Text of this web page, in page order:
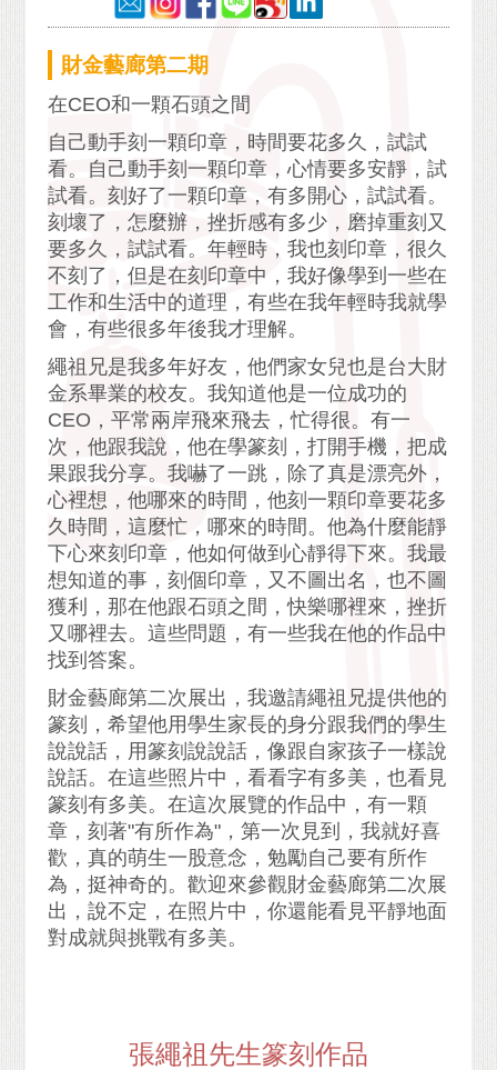
財金藝廊第二期
在CEO和一顆石頭之間
自己動手刻一顆印章，時間要花多久，試試
看。自己動手刻一顆印章，心情要多安靜，試
試看。刻好了一顆印章，有多開心，試試看。
刻壞了，怎麼辦，挫折感有多少，磨掉重刻又
要多久，試試看。年輕時，我也刻印章，很久
不刻了，但是在刻印章中，我好像學到一些在
工作和生活中的道理，有些在我年輕時我就學
會，有些很多年後我才理解。
繩祖兄是我多年好友，他們家女兒也是台大財
金系畢業的校友。我知道他是一位成功的
CEO，平常兩岸飛來飛去，忙得很。有一
次，他跟我說，他在學篆刻，打開手機，把成
果跟我分享。我嚇了一跳，除了真是漂亮外，
心裡想，他哪來的時間，他刻一顆印章要花多
久時間，這麼忙，哪來的時間。他為什麼能靜
下心來刻印章，他如何做到心靜得下來。我最
想知道的事，刻個印章，又不圖出名，也不圖
獲利，那在他跟石頭之間，快樂哪裡來，挫折
又哪裡去。這些問題，有一些我在他的作品中
找到答案。
財金藝廊第二次展出，我邀請繩祖兄提供他的
篆刻，希望他用學生家長的身分跟我們的學生
說說話，用篆刻說說話，像跟自家孩子一樣說
說話。在這些照片中，看看字有多美，也看見
篆刻有多美。在這次展覽的作品中，有一顆
章，刻著"有所作為"，第一次見到，我就好喜
歡，真的萌生一股意念，勉勵自己要有所作
為，挺神奇的。歡迎來參觀財金藝廊第二次展
出，說不定，在照片中，你還能看見平靜地面
對成就與挑戰有多美。
張繩祖先生篆刻作品